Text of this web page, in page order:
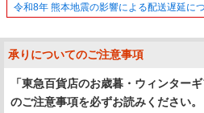
令和8年 熊本地震の影響による配送遅延に
承りについてのご注意事項
「東急百貨店のお歳暮・ウィンター
のご注意事項を必ずお読みください。